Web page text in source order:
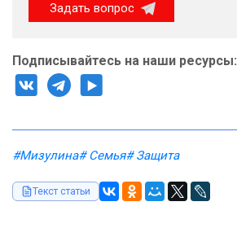
Задать вопрос
Подписывайтесь на наши ресурсы:
#Мизулина# Семья# Защита
Текст статьи